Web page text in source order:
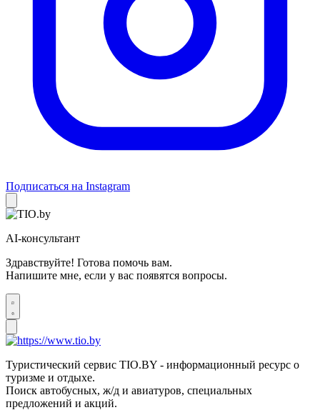
Подписаться на Instagram
AI-консультант
Здравствуйте! Готова помочь вам.
Напишите мне, если у вас появятся вопросы.
Туристический сервис TIO.BY - информационный ресурс о
туризме и отдыхе.
Поиск автобусных, ж/д и авиатуров, специальных
предложений и акций.